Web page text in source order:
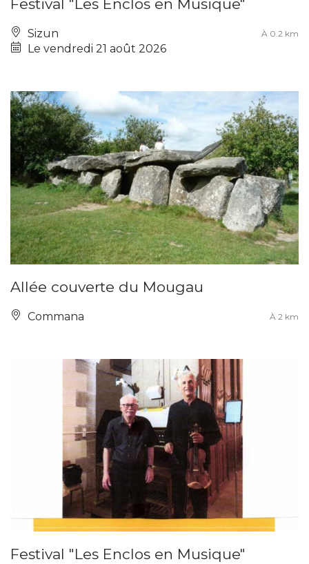
Festival "Les Enclos en Musique"
Sizun À 0.2 km
Le vendredi 21 août 2026
Allée couverte du Mougau
Commana À 2 km
Festival "Les Enclos en Musique"